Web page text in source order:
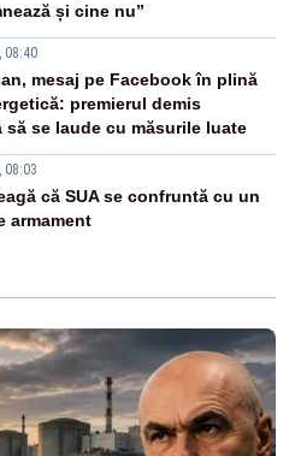
și cine nu”
08:40
mesaj pe Facebook în plină
premierul demis
să se laude cu măsurile luate
08:03
că SUA se confruntă cu un
armament